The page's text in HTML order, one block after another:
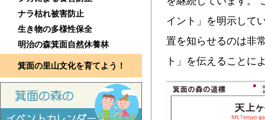
ナラ枯れ被害防止
生き物の多様性保全
明治の森箕面自然休養林
箕面の里山文化を育てよう！
イント」を明示して
置を知らせるのは非
ト」を伝えることに